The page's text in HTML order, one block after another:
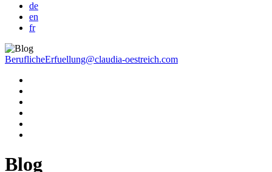
de
en
fr
BeruflicheErfuellung@claudia-oestreich.com
Blog